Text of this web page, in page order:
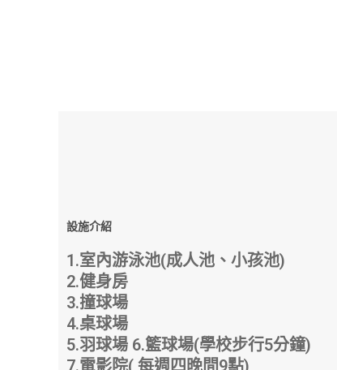
設施介紹
1.室內游泳池(成人池、小孩池)
2.健身房
3.撞球場
4.桌球場
5.羽球場 6.籃球場(學校步行5分鐘)